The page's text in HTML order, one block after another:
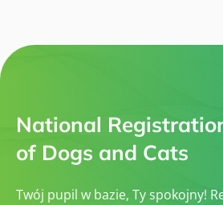
National
of Dogs and Cats
Twój pupil w bazie, Ty spokojny!